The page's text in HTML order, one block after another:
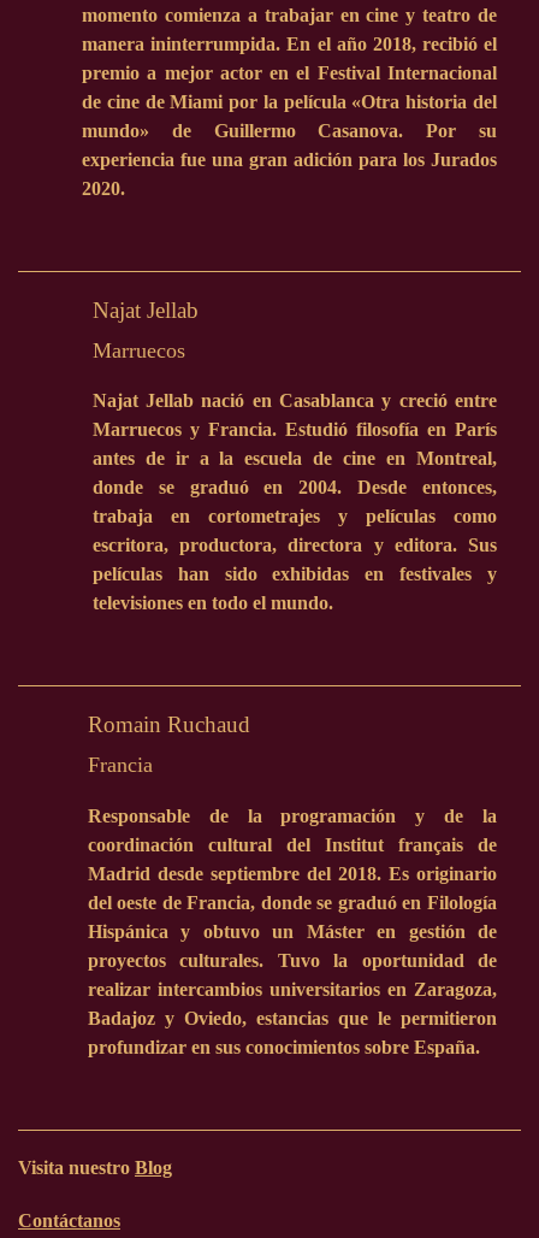
momento comienza a trabajar en cine y teatro de
manera ininterrumpida. En el año 2018, recibió el
premio a mejor actor en el Festival Internacional
de cine de Miami por la película «Otra historia del
mundo» de Guillermo Casanova. Por su
experiencia fue una gran adición para los Jurados
2020.
Najat Jellab
Marruecos
Najat Jellab nació en Casablanca y creció entre
Marruecos y Francia. Estudió filosofía en París
antes de ir a la escuela de cine en Montreal,
donde se graduó en 2004. Desde entonces,
trabaja en cortometrajes y películas como
escritora, productora, directora y editora. Sus
películas han sido exhibidas en festivales y
televisiones en todo el mundo.
Romain Ruchaud
Francia
Responsable de la programación y de la
coordinación cultural del Institut français de
Madrid desde septiembre del 2018. Es originario
del oeste de Francia, donde se graduó en Filología
Hispánica y obtuvo un Máster en gestión de
proyectos culturales. Tuvo la oportunidad de
realizar intercambios universitarios en Zaragoza,
Badajoz y Oviedo, estancias que le permitieron
profundizar en sus conocimientos sobre España.
Visita nuestro Blog
Contáctanos